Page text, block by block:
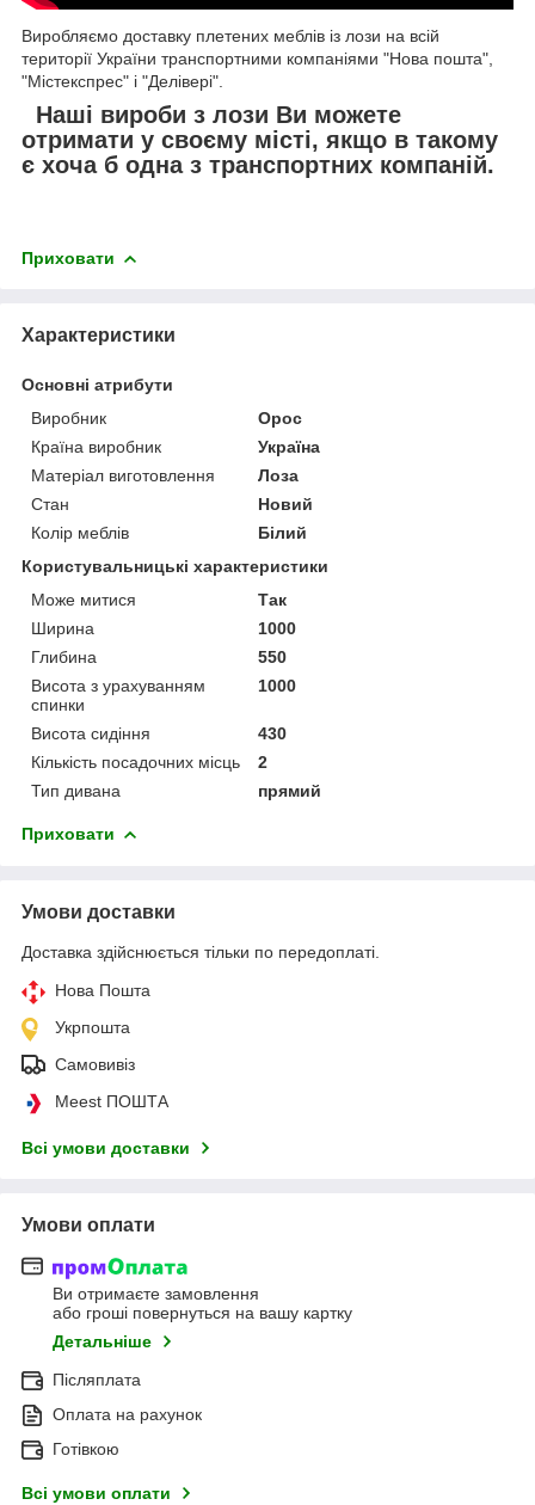
Виробляємо доставку плетених меблів із лози на всій
території України транспортними компаніями "Нова пошта",
"Містекспрес" і "Делівері".
Наші вироби з лози Ви можете
отримати у своєму місті, якщо в такому
є хоча б одна з транспортних компаній.
Приховати
Характеристики
Основні атрибути
Виробник
Орос
Країна виробник
Україна
Матеріал виготовлення
Лоза
Стан
Новий
Колір меблів
Білий
Користувальницькі характеристики
Може митися
Так
Ширина
1000
Глибина
550
Висота з урахуванням
спинки
1000
Висота сидіння
430
Кількість посадочних місць
2
Тип дивана
прямий
Приховати
Умови доставки
Доставка здійснюється тільки по передоплаті.
Нова Пошта
Укрпошта
Самовивіз
Meest ПОШТА
Всі умови доставки
Умови оплати
Ви отримаєте замовлення
або гроші повернуться на вашу картку
Детальніше
Післяплата
Оплата на рахунок
Готівкою
Всі умови оплати